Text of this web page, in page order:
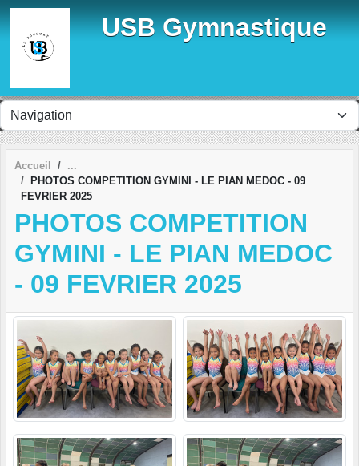
USB Gymnastique
Accueil
PHOTOS COMPETITION GYMINI - LE PIAN MEDOC - 09
FEVRIER 2025
PHOTOS COMPETITION
GYMINI - LE PIAN MEDOC
- 09 FEVRIER 2025
Panneau de gestion des cookies